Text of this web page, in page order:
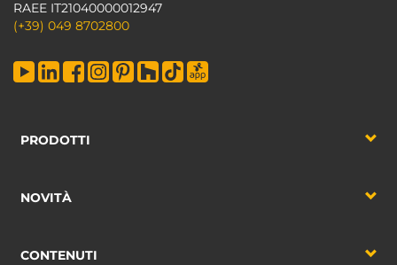
RAEE IT21040000012947
(+39) 049 8702800
PRODOTTI
NOVITÀ
CONTENUTI